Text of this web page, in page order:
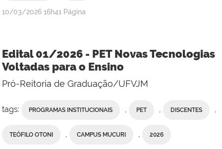
publicado
10/03/2026 16h41 Página
Edital 01/2026 - PET Novas Tecnologias
Voltadas para o Ensino
Pró-Reitoria de Graduação/UFVJM
tags: PROGRAMAS INSTITUCIONAIS , PET , DISCENTES ,
TEÓFILO OTONI , CAMPUS MUCURI , 2026